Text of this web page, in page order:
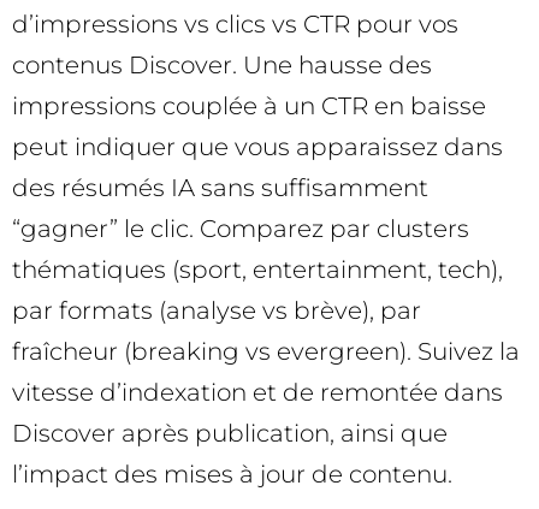
d’impressions vs clics vs CTR pour vos
contenus Discover. Une hausse des
impressions couplée à un CTR en baisse
peut indiquer que vous apparaissez dans
des résumés IA sans suffisamment
“gagner” le clic. Comparez par clusters
thématiques (sport, entertainment, tech),
par formats (analyse vs brève), par
fraîcheur (breaking vs evergreen). Suivez la
vitesse d’indexation et de remontée dans
Discover après publication, ainsi que
l’impact des mises à jour de contenu.